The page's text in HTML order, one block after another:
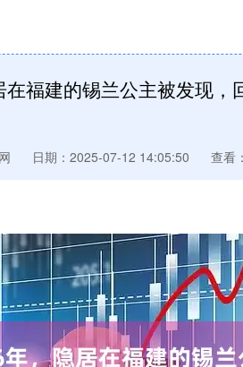
福建的锡兰公主被发现，
日期：2025-07-12 14:05:50 查看